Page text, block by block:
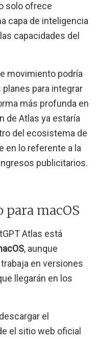
solo ofrece
capa de inteligencia
capacidades del
movimiento podría
para integrar
más profunda en
de Atlas ya estaría
del ecosistema de
en lo referente a la
publicitarios.
para macOS
Atlas está
, aunque
en versiones
llegarán en los
el
el sitio web oficial